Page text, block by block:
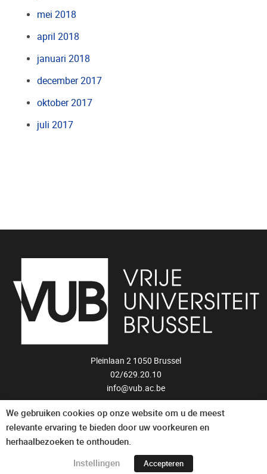
mei 2018
april 2018
januari 2018
december 2017
oktober 2017
juli 2017
Pleinlaan 2 1050 Brussel
02/629.20.10
info@vub.ac.be
Privacyverklaring
We gebruiken cookies op onze website om u de meest
relevante ervaring te bieden door uw voorkeuren en
herhaalbezoeken te onthouden.
Instellingen
Accepteren